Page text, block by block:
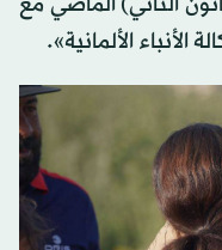
الألمانية».